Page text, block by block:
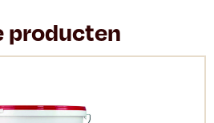
producten